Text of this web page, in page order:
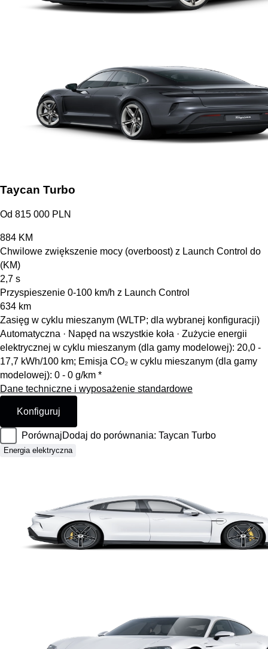
Taycan Turbo
Od 815 000 PLN
884 KM
Chwilowe zwiększenie mocy (overboost) z Launch Control do
(KM)
2,7 s
Przyspieszenie 0-100 km/h z Launch Control
634 km
Zasięg w cyklu mieszanym (WLTP; dla wybranej konfiguracji)
Automatyczna · Napęd na wszystkie koła · Zużycie energii
elektrycznej w cyklu mieszanym (dla gamy modelowej): 20,0 -
17,7 kWh/100 km; Emisja CO₂ w cyklu mieszanym (dla gamy
modelowej): 0 - 0 g/km *
Dane techniczne i wyposażenie standardowe
Konfiguruj
PorównajDodaj do porównania: Taycan Turbo
Energia elektryczna